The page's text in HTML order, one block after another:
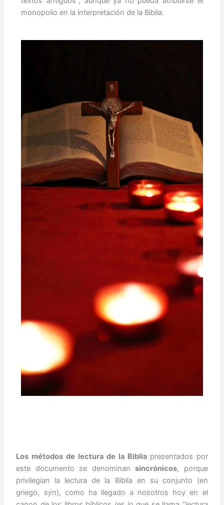
monopolio en la interpretación de la Biblia.
Los métodos de lectura de la Biblia presentados por
este documento se denominansincrónicos, porque
privilegian la lectura de la Biblia en su conjunto (en
griego, sýn), como ha llegado a nosotros hoy en el